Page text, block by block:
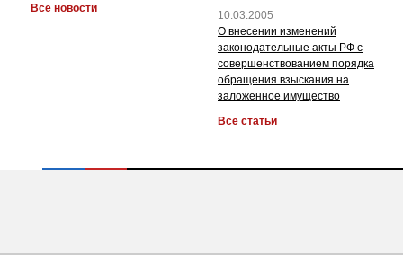
Все новости
10.03.2005
О внесении изменений
законодательные акты РФ с
совершенствованием порядка
обращения взыскания на
заложенное имущество
Все статьи